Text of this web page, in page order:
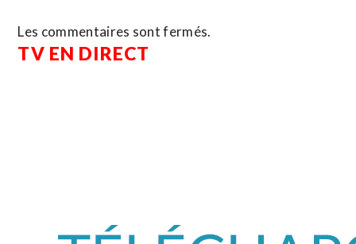
Les commentaires sont fermés.
TV EN DIRECT